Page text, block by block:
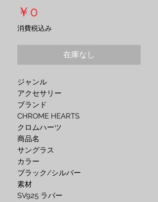
￥0
格
消費税込み
在庫なし
ジャンル
アクセサリー
ブランド
CHROME HEARTS
クロムハーツ
商品名
サングラス
カラー
ブラック/シルバー
素材
SV925 ラバー